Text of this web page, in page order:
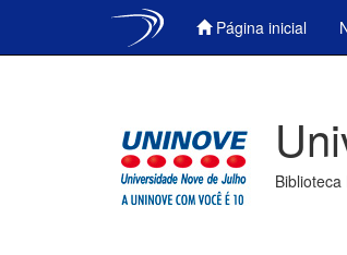
Página inicial